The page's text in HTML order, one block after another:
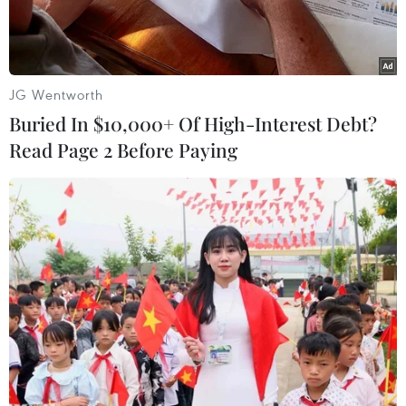
Ảnh minh họa. (Nguồn: AFP/TTXVN)
Bộ trưởng Tài chính Pháp Michel Sapin vừa cho
biết Paris sẽ chưa thể giảm thâm hụt ngân sách
xuống mức trần 3% GDP theo quy định của Liên
JG Wentworth
Buried In $10,000+ Of High-Interest Debt?
Read Page 2 Before Paying